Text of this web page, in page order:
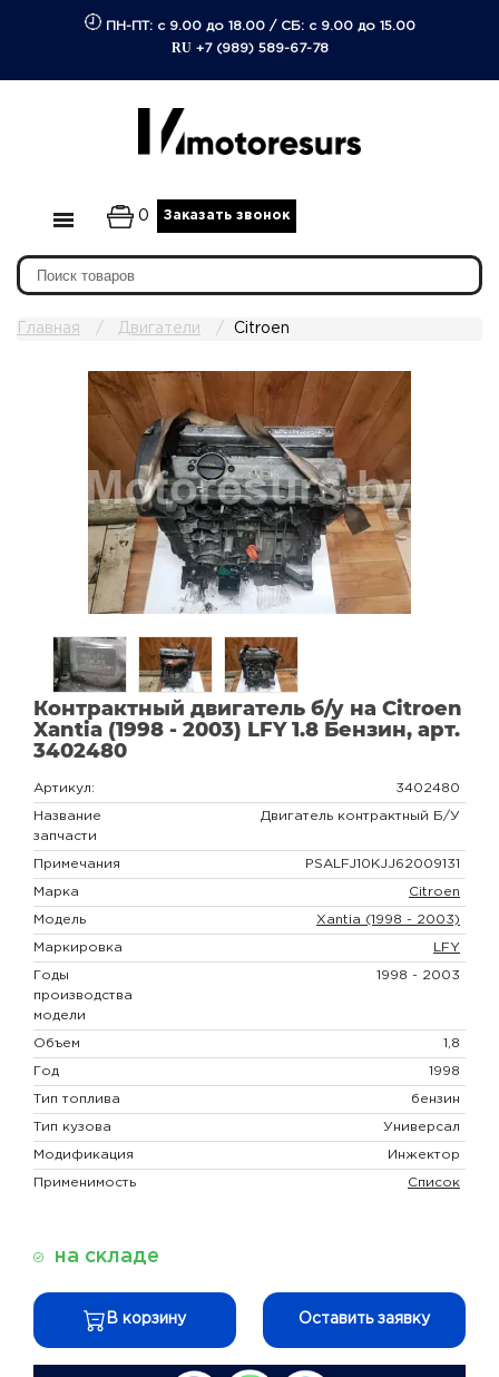
ПН-ПТ: с 9.00 до 18.00/ СБ: с 9.00 до 15.00
RU +7 (989) 589-67-78
0 Заказать звонок
Главная Двигатели Citroen
Контрактный двигатель б/у на Citroen
Xantia (1998 - 2003) LFY 1.8 Бензин, арт.
3402480
Артикул: 3402480
Название
запчасти
Двигатель контрактный Б/У
Примечания PSALFJ10KJJ62009131
Марка Citroen
Модель Xantia (1998 - 2003)
Маркировка LFY
Годы
производства
модели
1998 - 2003
Объем 1,8
Год 1998
Тип топлива бензин
Тип кузова Универсал
Модификация Инжектор
Применимость Список
на складе
В корзину Оставить заявку